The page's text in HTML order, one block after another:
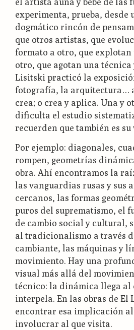
experimenta, prueba, desde
dogmático rincón de
que otros artistas, que
formato a otro, que explotan
otro, que agotan una
Lisitski practicó la
fotografía, la arquitectura…
crea; o crea y aplica. Una y
dificulta el estudio
recuerden que también es su
Por ejemplo: diagonales,
rompen, geometrías
obra. Ahí encontramos la
las vanguardias rusas y sus
cercanos, las formas
puros del suprematismo, el
de cambio social y cultural,
al tradicionalismo a través
cambiante, las máquinas y
movimiento. Hay una
visual más allá del
técnico: la dinámica llega al
interpela. En las obras de El
encontrar esa implicación al
involucrar al que visita.